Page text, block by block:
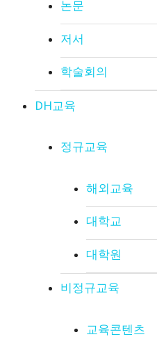
논문
저서
학술회의
DH교육
정규교육
해외교육
대학교
대학원
비정규교육
교육콘텐츠